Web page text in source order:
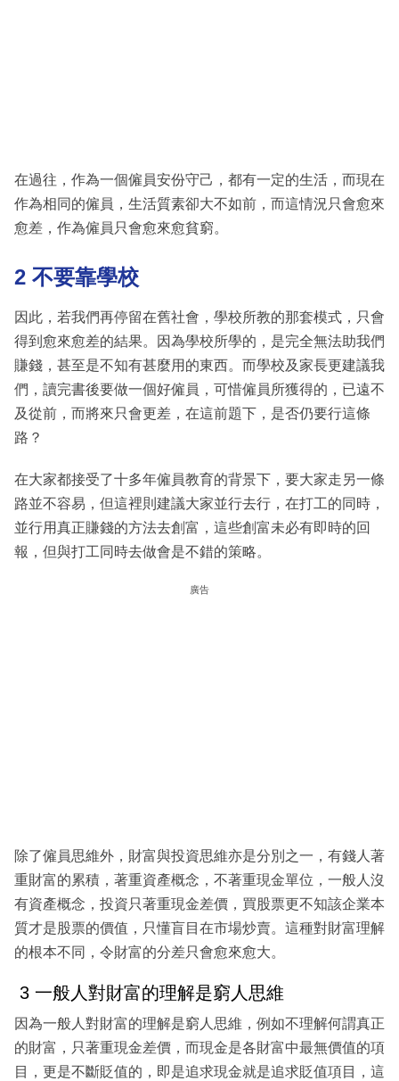
在過往，作為一個僱員安份守己，都有一定的生活，而現在
作為相同的僱員，生活質素卻大不如前，而這情況只會愈來
愈差，作為僱員只會愈來愈貧窮。
2 不要靠學校
因此，若我們再停留在舊社會，學校所教的那套模式，只會
得到愈來愈差的結果。因為學校所學的，是完全無法助我們
賺錢，甚至是不知有甚麼用的東西。而學校及家長更建議我
們，讀完書後要做一個好僱員，可惜僱員所獲得的，已遠不
及從前，而將來只會更差，在這前題下，是否仍要行這條
路？
在大家都接受了十多年僱員教育的背景下，要大家走另一條
路並不容易，但這裡則建議大家並行去行，在打工的同時，
並行用真正賺錢的方法去創富，這些創富未必有即時的回
報，但與打工同時去做會是不錯的策略。
廣告
除了僱員思維外，財富與投資思維亦是分別之一，有錢人著
重財富的累積，著重資產概念，不著重現金單位，一般人沒
有資產概念，投資只著重現金差價，買股票更不知該企業本
質才是股票的價值，只懂盲目在市場炒賣。這種對財富理解
的根本不同，令財富的分差只會愈來愈大。
3 一般人對財富的理解是窮人思維
因為一般人對財富的理解是窮人思維，例如不理解何謂真正
的財富，只著重現金差價，而現金是各財富中最無價值的項
目，更是不斷貶值的，即是追求現金就是追求貶值項目，這